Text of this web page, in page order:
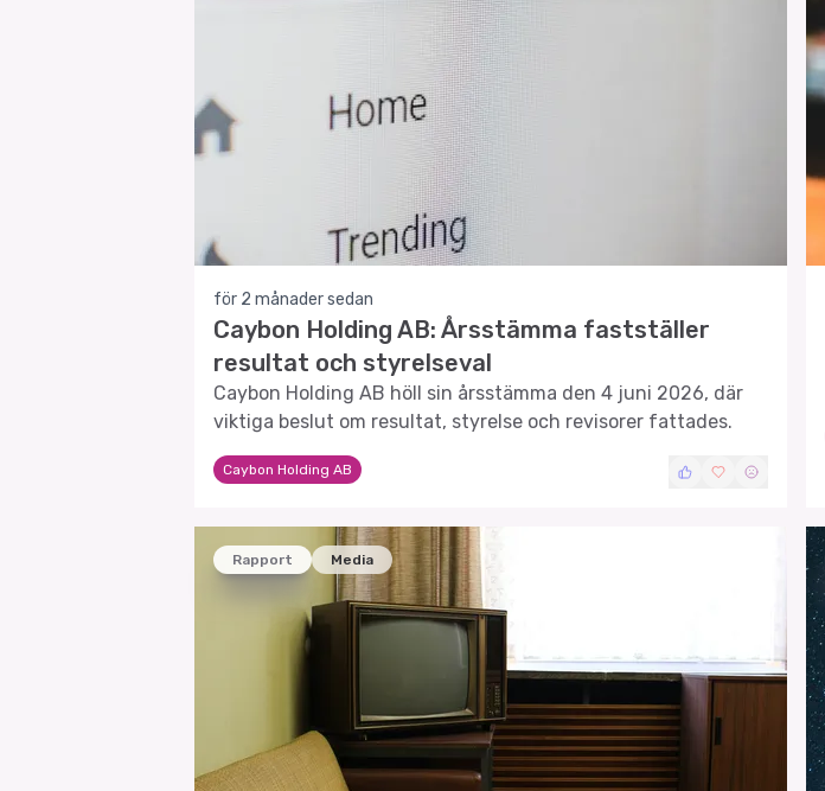
för 2 månader sedan
Caybon Holding AB: Årsstämma fastställer
resultat och styrelseval
Caybon Holding AB höll sin årsstämma den 4 juni 2026, där
viktiga beslut om resultat, styrelse och revisorer fattades.
Caybon Holding AB
Rapport Media